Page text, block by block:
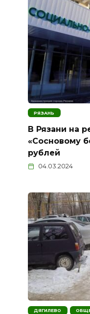
РЯЗАНЬ
В Рязани на
«Сосновому
рублей
04.03.2024
ДЯГИЛЕВО